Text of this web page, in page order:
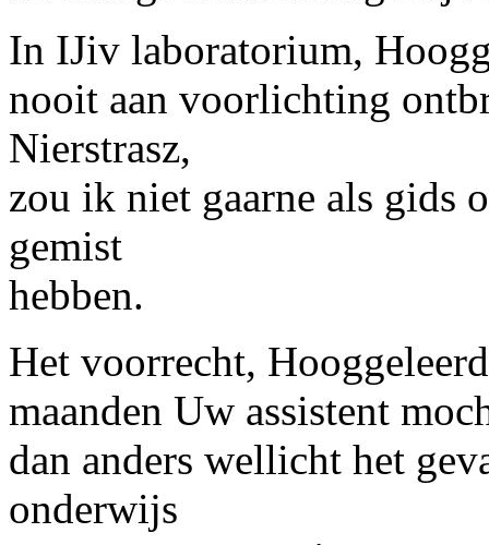
In IJiv laboratorium,
nooit aan voorlichting
Nierstrasz,
zou ik niet gaarne als gids
gemist
hebben.
Het voorrecht,
maanden Uw assistent
dan anders wellicht het
onderwijs